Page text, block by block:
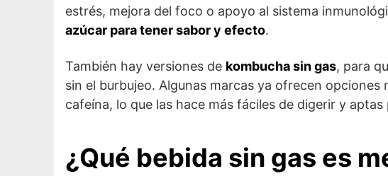
estrés, mejora del foco o apoyo al sistema
azúcar para tener sabor y efecto.
También hay versiones de kombucha sin gas, para
sin el burbujeo. Algunas marcas ya ofrecen
cafeína, lo que las hace más fáciles de digerir y
¿Qué bebida sin gas es